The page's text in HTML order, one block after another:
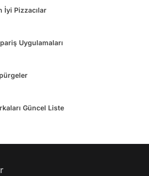
İyi Pizzacılar
Uygulamaları
Güncel Liste